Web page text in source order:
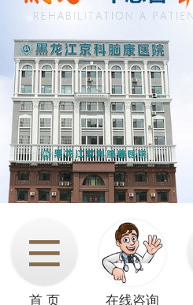
首 页 在线咨询